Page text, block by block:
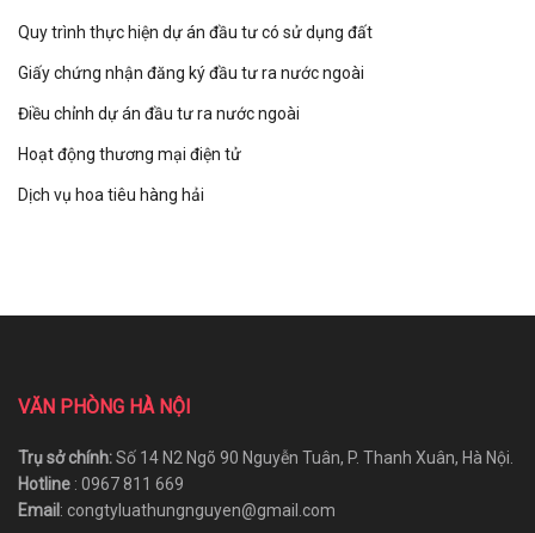
Quy trình thực hiện dự án đầu tư có sử dụng đất
Giấy chứng nhận đăng ký đầu tư ra nước ngoài
Điều chỉnh dự án đầu tư ra nước ngoài
Hoạt động thương mại điện tử
Dịch vụ hoa tiêu hàng hải
VĂN PHÒNG HÀ NỘI
Trụ sở chính:Số 14 N2 Ngõ 90 Nguyễn Tuân, P. Thanh Xuân, Hà Nội.
Hotline : 0967 811 669
Email : congtyluathungnguyen@gmail.com